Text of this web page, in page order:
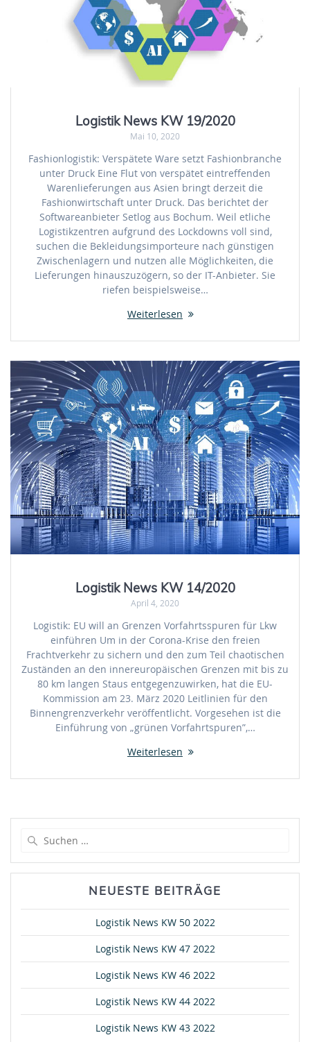
Logistik News KW 19/2020
Mai 10, 2020
Fashionlogistik: Verspätete Ware setzt Fashionbranche
unter Druck Eine Flut von verspätet eintreffenden
Warenlieferungen aus Asien bringt derzeit die
Fashionwirtschaft unter Druck. Das berichtet der
Softwareanbieter Setlog aus Bochum. Weil etliche
Logistikzentren aufgrund des Lockdowns voll sind,
suchen die Bekleidungsimporteure nach günstigen
Zwischenlagern und nutzen alle Möglichkeiten, die
Lieferungen hinauszuzögern, so der IT-Anbieter. Sie
riefen beispielsweise…
Weiterlesen
Logistik News KW 14/2020
April 4, 2020
Logistik: EU will an Grenzen Vorfahrtsspuren für Lkw
einführen Um in der Corona-Krise den freien
Frachtverkehr zu sichern und den zum Teil chaotischen
Zuständen an den innereuropäischen Grenzen mit bis zu
80 km langen Staus entgegenzuwirken, hat die EU-
Kommission am 23. März 2020 Leitlinien für den
Binnengrenzverkehr veröffentlicht. Vorgesehen ist die
Einführung von „grünen Vorfahrtspuren”,…
Weiterlesen
NEUESTE BEITRÄGE
Logistik News KW 50 2022
Logistik News KW 47 2022
Logistik News KW 46 2022
Logistik News KW 44 2022
Logistik News KW 43 2022